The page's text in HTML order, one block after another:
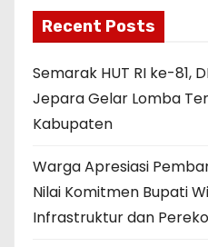
Recent Posts
Semarak HUT RI ke-81,
Jepara Gelar Lomba
Kabupaten
Warga Apresiasi
Nilai Komitmen Bupati
Infrastruktur dan